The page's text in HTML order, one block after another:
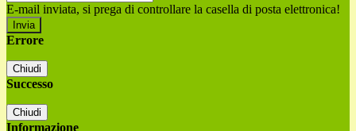
E-mail inviata, si prega di controllare la casella di posta elettronica!
Errore
Chiudi
Successo
Chiudi
Informazione